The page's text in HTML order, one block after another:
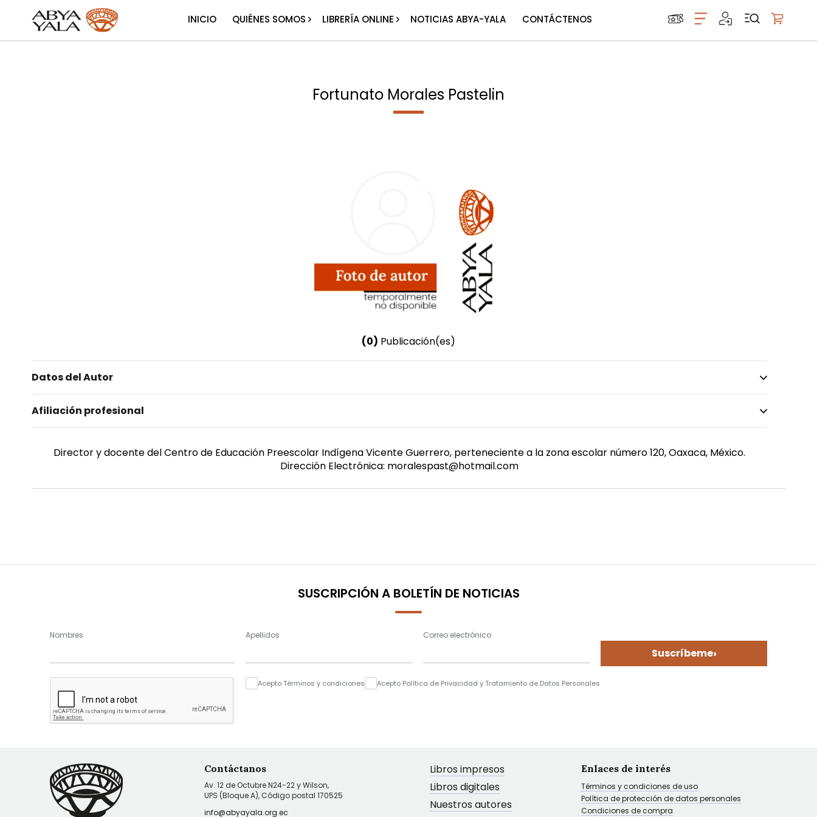
INICIO QUIÉNES SOMOS LIBRERÍA ONLINE NOTICIAS ABYA-YALA CONTÁCTENOS
Fortunato Morales Pastelin
(0) Publicación(es)
Datos del Autor
Afiliación profesional
Director y docente del Centro de Educación Preescolar Indígena Vicente Guerrero, perteneciente a la zona escolar número 120, Oaxaca, México.
Dirección Electrónica: moralespast@hotmail.com
SUSCRIPCIÓN A BOLETÍN DE NOTICIAS
Nombres Apellidos Correo electrónico
Suscríbeme›
Acepto Términos y condiciones Acepto Política de Privacidad y Tratamiento de Datos Personales
Contáctanos
Av. 12 de Octubre N24-22 y Wilson,
UPS (Bloque A), Código postal 170525
info@abyayala.org.ec
Libros impresos
Libros digitales
Nuestros autores
Enlaces de interés
Términos y condiciones de uso
Política de protección de datos personales
Condiciones de compra